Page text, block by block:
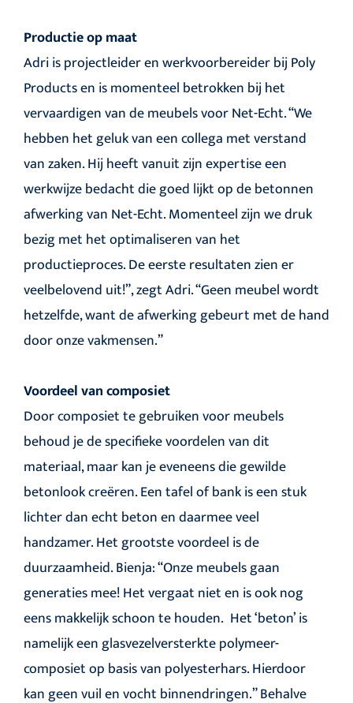
Productie op maat
Adri is projectleider en werkvoorbereider bij Poly
Products en is momenteel betrokken bij het
vervaardigen van de meubels voor Net-Echt. “We
hebben het geluk van een collega met verstand
van zaken. Hij heeft vanuit zijn expertise een
werkwijze bedacht die goed lijkt op de betonnen
afwerking van Net-Echt. Momenteel zijn we druk
bezig met het optimaliseren van het
productieproces. De eerste resultaten zien er
veelbelovend uit!”, zegt Adri. “Geen meubel wordt
hetzelfde, want de afwerking gebeurt met de hand
door onze vakmensen.”
Voordeel van composiet
Door composiet te gebruiken voor meubels
behoud je de specifieke voordelen van dit
materiaal, maar kan je eveneens die gewilde
betonlook creëren. Een tafel of bank is een stuk
lichter dan echt beton en daarmee veel
handzamer. Het grootste voordeel is de
duurzaamheid. Bienja: “Onze meubels gaan
generaties mee! Het vergaat niet en is ook nog
eens makkelijk schoon te houden. Het ‘beton’ is
namelijk een glasvezelversterkte polymeer-
composiet op basis van polyesterhars. Hierdoor
kan geen vuil en vocht binnendringen.” Behalve